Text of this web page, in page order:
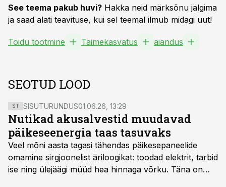
See teema pakub huvi? Hakka neid märksõnu jälgima
ja saad alati teavituse, kui sel teemal ilmub midagi uut!
Toidu tootmine Taimekasvatus aiandus
SEOTUD LOOD
ST SISUTURUNDUS01.06.26, 13:29
Nutikad akusalvestid muudavad
päikeseenergia taas tasuvaks
Veel mõni aasta tagasi tähendas päikesepaneelide
omamine sirgjoonelist äriloogikat: toodad elektrit, tarbid
ise ning ülejäägi müüd hea hinnaga võrku. Täna on